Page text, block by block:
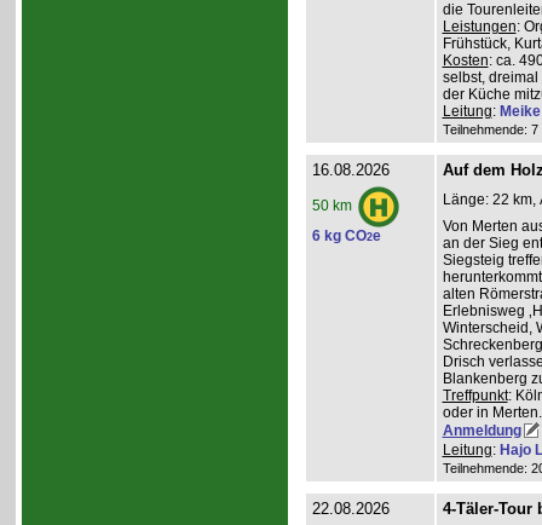
die
Leistungen:
Frühstück,
Kosten: ca.
selbst,
der Küche
Leitung:
Teilnehmende:
16.08.2026
50 km
6 kg CO2e
Auf dem
Länge: 22 km,
Von Merten
an der Sieg
Siegsteig
alten
Erlebnisweg
Winterscheid,
Drisch
Blankenberg
Treffpunkt:
oder in
Anmeldung
Leitung: Hajo
Teilnehmende:
22.08.2026 4-Täler-Tour